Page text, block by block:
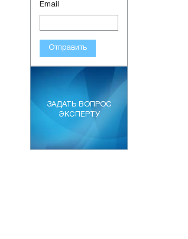
Email
Отправить
ЗАДАТЬ ВОПРОС
ЭКСПЕРТУ